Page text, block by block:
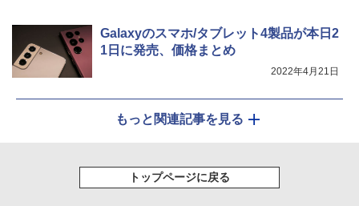
Galaxyのスマホ/タブレット4製品が本日2
1日に発売、価格まとめ
2022年4月21日
もっと関連記事を見る
トップページに戻る